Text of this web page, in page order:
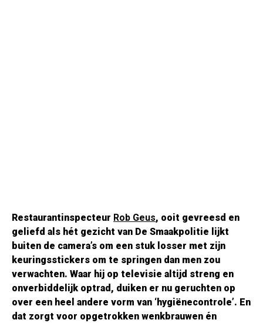
Restaurantinspecteur Rob Geus, ooit gevreesd en
geliefd als hét gezicht van De Smaakpolitie lijkt
buiten de camera’s om een stuk losser met zijn
keuringsstickers om te springen dan men zou
verwachten. Waar hij op televisie altijd streng en
onverbiddelijk optrad, duiken er nu geruchten op
over een heel andere vorm van ‘hygiënecontrole’. En
dat zorgt voor opgetrokken wenkbrauwen én